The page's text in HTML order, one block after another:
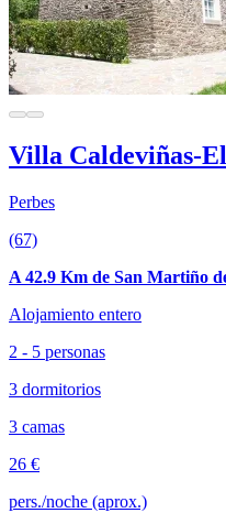
Villa Caldeviñas-
Perbes
(67)
A 42.9 Km de San Martiño
Alojamiento entero
2 - 5 personas
3 dormitorios
3 camas
26 €
pers./noche (aprox.)